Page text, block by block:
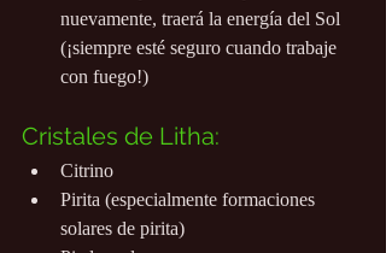
nuevamente, traerá la energía del Sol
(¡siempre esté seguro cuando trabaje
con fuego!)
Cristales de Litha:
Citrino
Pirita (especialmente formaciones
solares de pirita)